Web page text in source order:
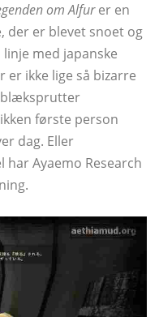
om Alfurer en
er blevet snoet og
med japanske
ikke lige så bizarre
første person
dag. Eller
har Ayaemo Research